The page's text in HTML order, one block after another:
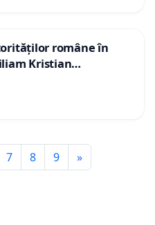
române în
Kristian
în Danemarca de
7 8 9 »